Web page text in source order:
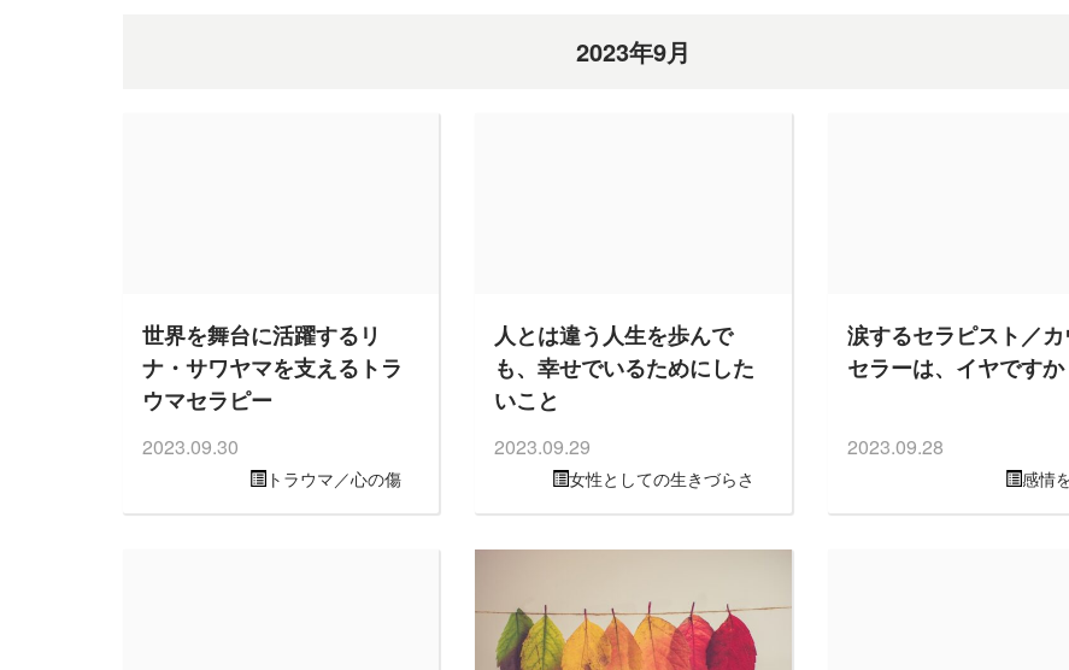
2023年9月
世界を舞台に活躍するリ
ナ・サワヤマを支えるトラ
ウマセラピー
2023.09.30
トラウマ／心の傷
人とは違う人生を歩んで
も、幸せでいるためにした
いこと
2023.09.29
女性としての生きづらさ
涙するセラピスト／
セラーは、イヤですか
2023.09.28
感情